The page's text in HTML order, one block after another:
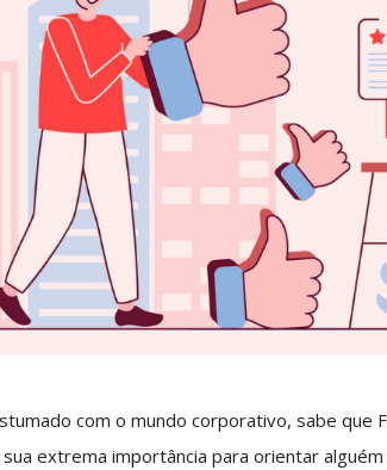
com o mundo corporativo, sabe que
extrema importância para orientar